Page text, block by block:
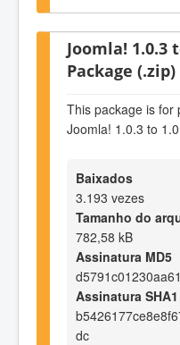
Joomla! 1.0.3
Package (.zip)
This package is for
Joomla! 1.0.3 to
Baixados
3.193 vezes
Tamanho do
782,58 kB
Assinatura MD5
Assinatura SHA1
dc